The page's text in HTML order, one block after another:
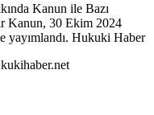
Kanun ile Bazı
Kanun, 30 Ekim 2024
yayımlandı. Hukuki Haber